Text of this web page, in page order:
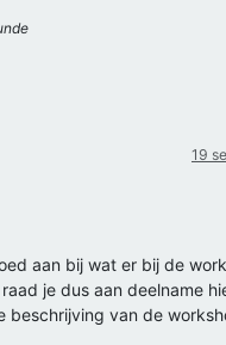
19
aan bij wat er bij de
je dus aan deelname
beschrijving van de